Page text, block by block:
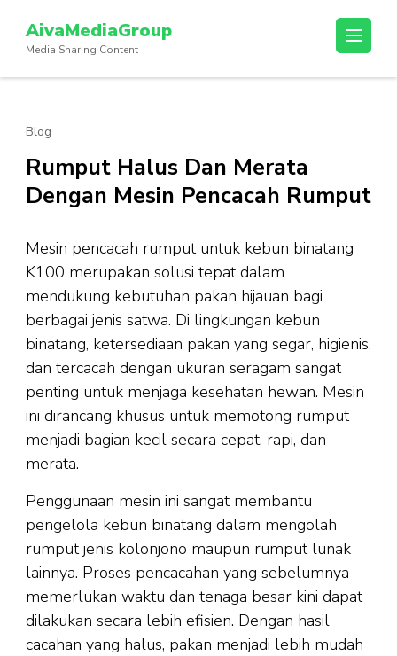
konten
(Tekan
AivaMediaGroup
Media Sharing Content
Blog
Rumput Halus Dan Merata
Dengan Mesin Pencacah Rumput
Mesin pencacah rumput untuk kebun binatang
K100 merupakan solusi tepat dalam
mendukung kebutuhan pakan hijauan bagi
berbagai jenis satwa. Di lingkungan kebun
binatang, ketersediaan pakan yang segar, higienis,
dan tercacah dengan ukuran seragam sangat
penting untuk menjaga kesehatan hewan. Mesin
ini dirancang khusus untuk memotong rumput
menjadi bagian kecil secara cepat, rapi, dan
merata.
Penggunaan mesin ini sangat membantu
pengelola kebun binatang dalam mengolah
rumput jenis kolonjono maupun rumput lunak
lainnya. Proses pencacahan yang sebelumnya
memerlukan waktu dan tenaga besar kini dapat
dilakukan secara lebih efisien. Dengan hasil
cacahan yang halus, pakan menjadi lebih mudah